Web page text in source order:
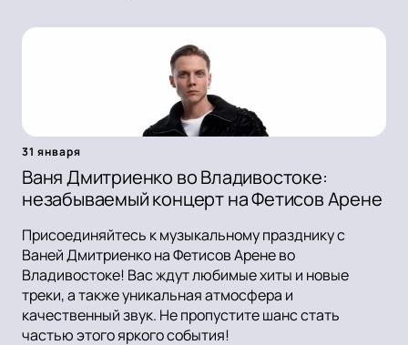
31 января
Ваня Дмитриенко во Владивостоке:
незабываемый концерт на Фетисов Арене
Присоединяйтесь к музыкальному празднику с
Ваней Дмитриенко на Фетисов Арене во
Владивостоке! Вас ждут любимые хиты и новые
треки, а также уникальная атмосфера и
качественный звук. Не пропустите шанс стать
частью этого яркого события!